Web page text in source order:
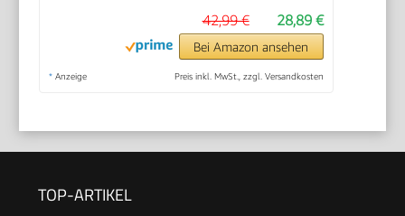
28,89 €
42,99 €
Bei Amazon ansehen
* Anzeige Preis inkl. MwSt., zzgl. Versandkosten
TOP-ARTIKEL